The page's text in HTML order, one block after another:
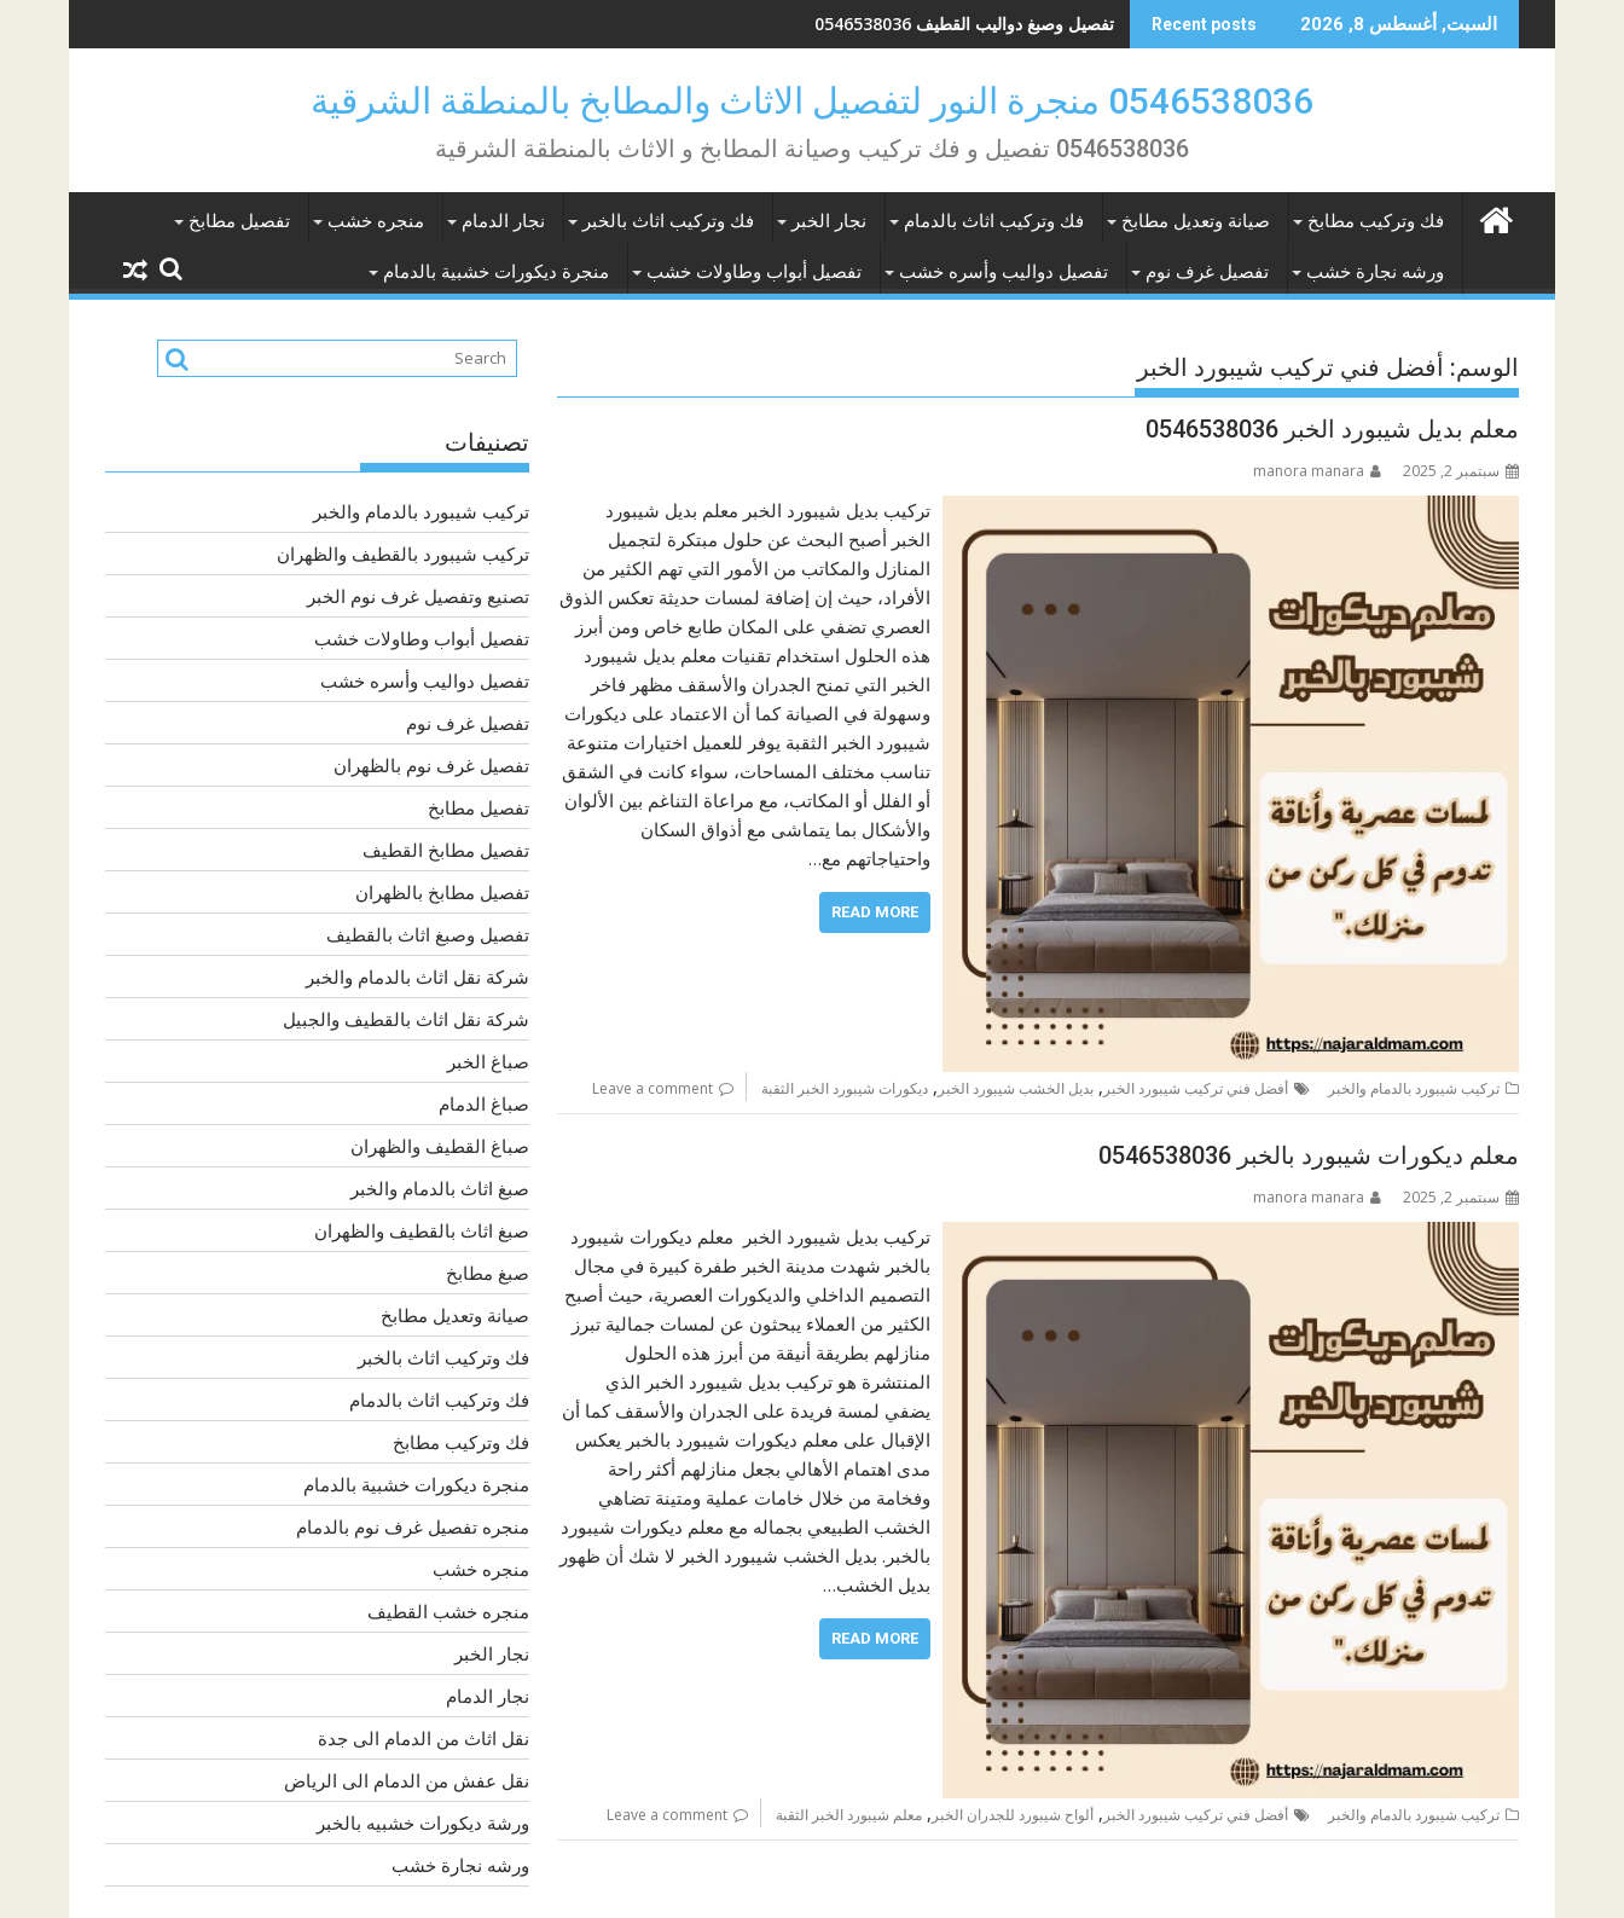
to
السبت, أغسطس 8, 2026 Recent posts تفصيل وصبغ دواليب القطيف 0546538036
0546538036 منجرة النور لتفصيل الاثاث والمطابخ بالمنطقة الشرقية
0546538036 تفصيل و فك تركيب وصيانة المطابخ و الاثاث بالمنطقة الشرقية
فك وتركيب مطابخ صيانة وتعديل مطابخ فك وتركيب اثاث بالدمام نجار الخبر فك وتركيب اثاث بالخبر نجار الدمام منجره خشب تفصيل مطابخ
ورشه نجارة خشب تفصيل غرف نوم تفصيل دواليب وأسره خشب تفصيل أبواب وطاولات خشب منجرة ديكورات خشبية بالدمام
الوسم: أفضل فني تركيب شيبورد الخبر
معلم بديل شيبورد الخبر 0546538036
سبتمبر 2, 2025 manora manara
تركيب بديل شيبورد الخبر معلم بديل شيبورد
الخبر أصبح البحث عن حلول مبتكرة لتجميل
المنازل والمكاتب من الأمور التي تهم الكثير من
الأفراد، حيث إن إضافة لمسات حديثة تعكس الذوق
العصري تضفي على المكان طابع خاص ومن أبرز
هذه الحلول استخدام تقنيات معلم بديل شيبورد
الخبر التي تمنح الجدران والأسقف مظهر فاخر
وسهولة في الصيانة كما أن الاعتماد على ديكورات
شيبورد الخبر الثقبة يوفر للعميل اختيارات متنوعة
تناسب مختلف المساحات، سواء كانت في الشقق
أو الفلل أو المكاتب، مع مراعاة التناغم بين الألوان
والأشكال بما يتماشى مع أذواق السكان
واحتياجاتهم مع…
READ MORE
تركيب شيبورد بالدمام والخبر أفضل فني تركيب شيبورد الخبر , بديل الخشب شيبورد الخبر , ديكورات شيبورد الخبر الثقبة Leave a comment
معلم ديكورات شيبورد بالخبر 0546538036
سبتمبر 2, 2025 manora manara
تركيب بديل شيبورد الخبر معلم ديكورات شيبورد
بالخبر شهدت مدينة الخبر طفرة كبيرة في مجال
التصميم الداخلي والديكورات العصرية، حيث أصبح
الكثير من العملاء يبحثون عن لمسات جمالية تبرز
منازلهم بطريقة أنيقة من أبرز هذه الحلول
المنتشرة هو تركيب بديل شيبورد الخبر الذي
يضفي لمسة فريدة على الجدران والأسقف كما أن
الإقبال على معلم ديكورات شيبورد بالخبر يعكس
مدى اهتمام الأهالي بجعل منازلهم أكثر راحة
وفخامة من خلال خامات عملية ومتينة تضاهي
الخشب الطبيعي بجماله مع معلم ديكورات شيبورد
بالخبر. بديل الخشب شيبورد الخبر لا شك أن ظهور
بديل الخشب…
READ MORE
تركيب شيبورد بالدمام والخبر أفضل فني تركيب شيبورد الخبر , ألواح شيبورد للجدران الخبر , معلم شيبورد الخبر الثقبة Leave a comment
تصنيفات
تركيب شيبورد بالدمام والخبر
تركيب شيبورد بالقطيف والظهران
تصنيع وتفصيل غرف نوم الخبر
تفصيل أبواب وطاولات خشب
تفصيل دواليب وأسره خشب
تفصيل غرف نوم
تفصيل غرف نوم بالظهران
تفصيل مطابخ
تفصيل مطابخ القطيف
تفصيل مطابخ بالظهران
تفصيل وصبغ اثاث بالقطيف
شركة نقل اثاث بالدمام والخبر
شركة نقل اثاث بالقطيف والجبيل
صباغ الخبر
صباغ الدمام
صباغ القطيف والظهران
صبغ اثاث بالدمام والخبر
صبغ اثاث بالقطيف والظهران
صبغ مطابخ
صيانة وتعديل مطابخ
فك وتركيب اثاث بالخبر
فك وتركيب اثاث بالدمام
فك وتركيب مطابخ
منجرة ديكورات خشبية بالدمام
منجره تفصيل غرف نوم بالدمام
منجره خشب
منجره خشب القطيف
نجار الخبر
نجار الدمام
نقل اثاث من الدمام الى جدة
نقل عفش من الدمام الى الرياض
ورشة ديكورات خشبيه بالخبر
ورشه نجارة خشب